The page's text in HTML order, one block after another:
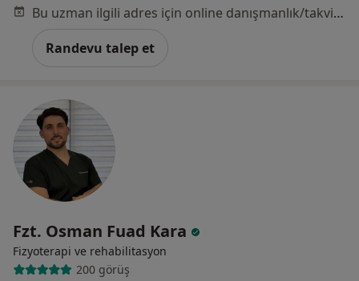
Bu uzman ilgili adres için online danışmanlık/takvim sunmuyor.
Randevu talep et
Fzt. Osman Fuad Kara
Fizyoterapi ve rehabilitasyon
200 görüş